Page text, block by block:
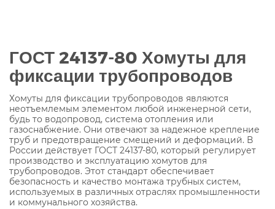
ГОСТ 24137-80 Хомуты для
фиксации трубопроводов
Хомуты для фиксации трубопроводов являются
неотъемлемым элементом любой инженерной сети,
будь то водопровод, система отопления или
газоснабжение. Они отвечают за надежное крепление
труб и предотвращение смещений и деформаций. В
России действует ГОСТ 24137-80, который регулирует
производство и эксплуатацию хомутов для
трубопроводов. Этот стандарт обеспечивает
безопасность и качество монтажа трубных систем,
используемых в различных отраслях промышленности
и коммунального хозяйства.